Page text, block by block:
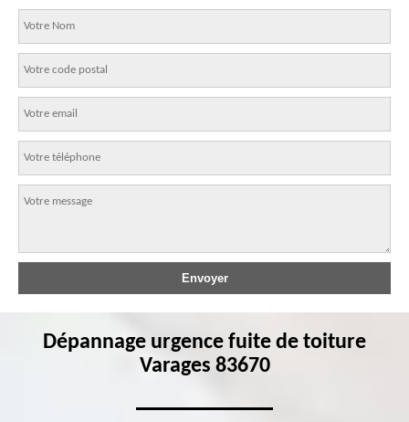
Dépannage urgence fuite de toiture
Varages 83670